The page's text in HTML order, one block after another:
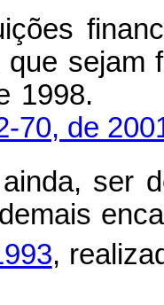
sejam
julho
70, de
ser
,